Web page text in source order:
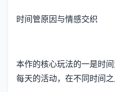
时间管原因与情感交织
本作的核心玩法的一是时
每天的活动，在不同时间之